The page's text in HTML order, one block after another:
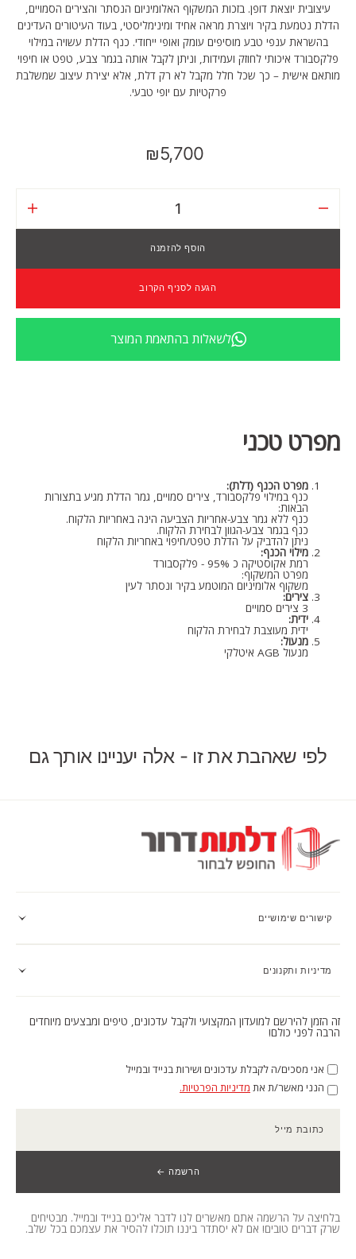
עיצובית יוצאת דופן. בזכות המשקוף האלומיניום הנסתר והצירים הסמויים,
הדלת נטמעת בקיר ויוצרת מראה אחיד ומינימליסטי, בעוד העיטורים העדינים
בהשראת ענפי טבע מוסיפים עומק ואופי ייחודי. כנף הדלת עשויה במילוי
פלקסבורד איכותי לחוזק ועמידות, וניתן לקבל אותה בגמר צבע, טפט או חיפוי
מותאם אישית – כך שכל חלל מקבל לא רק דלת, אלא יצירת עיצוב שמשלבת
פרקטיות עם יופי טבעי.
מחיר
₪5,700
כמות
הגדלת
כמות
הוסף להזמנה
הגעה לסניף הקרוב
לשאלות בהתאמת המוצר
מפרט טכני
מפרט הכנף (דלת):
כנף במילוי פלקסבורד, צירים סמויים, גמר הדלת מגיע בתצורות
הבאות:
כנף ללא גמר צבע-אחריות הצביעה הינה באחריות הלקוח.
כנף בגמר צבע-הגוון לבחירת הלקוח.
ניתן להדביק על הדלת טפט/חיפוי באחריות הלקוח
מילוי הכנף:
רמת אקוסטיקה כ 95% - פלקסבורד
מפרט המשקוף:
משקוף אלומיניום המוטמע בקיר ונסתר לעין
צירים:
3 צירים סמויים
ידית:
ידית מעוצבת לבחירת הלקוח
מנעול:
מנעול AGB איטלקי
לפי שאהבת את זו - אלה יעניינו אותך גם
קישורים שימושיים
מדיניות ותקנונים
זה הזמן להירשם למועדון המקצועי ולקבל עדכונים, טיפים ומבצעים מיוחדים
הרבה לפני כולם!
אני מסכים/ה לקבלת עדכונים ושירות בנייד ובמייל
הנני מאשר/ת את מדיניות הפרטיות.
כתובת מייל
הרשמה ←
בלחיצה על הרשמה אתם מאשרים לנו לדבר אליכם בנייד ובמייל. מבטיחים
שרק דברים טובים! אם לא יסתדר ביננו תוכלו להסיר את עצמכם בכל שלב.